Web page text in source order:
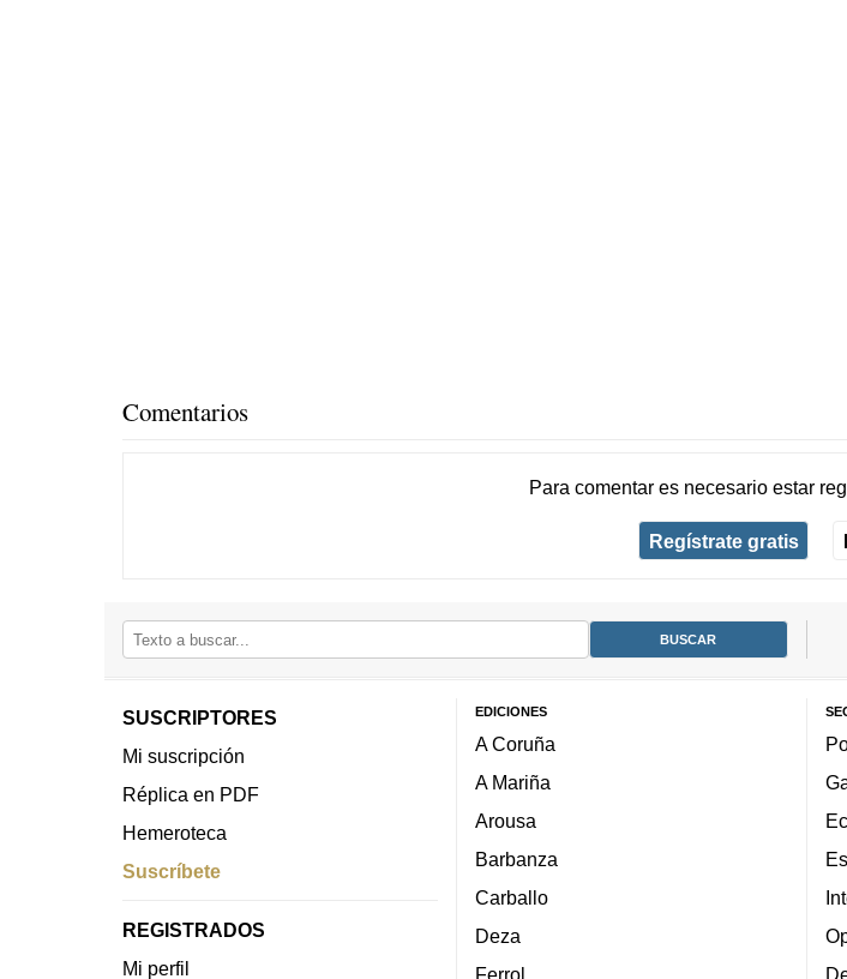
Comentarios
Para comentar es necesario estar
Regístrate gratis
SUSCRIPTORES
Mi suscripción
Réplica en PDF
Hemeroteca
Suscríbete
REGISTRADOS
Mi perfil
EDICIONES
A Coruña
A Mariña
Arousa
Barbanza
Carballo
Deza
Ferrol